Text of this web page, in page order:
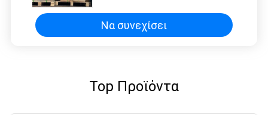
Να συνεχίσει
Top Προϊόντα